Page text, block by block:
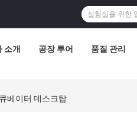
소개 공장 투어 품질 관리
베이터 데스크탑